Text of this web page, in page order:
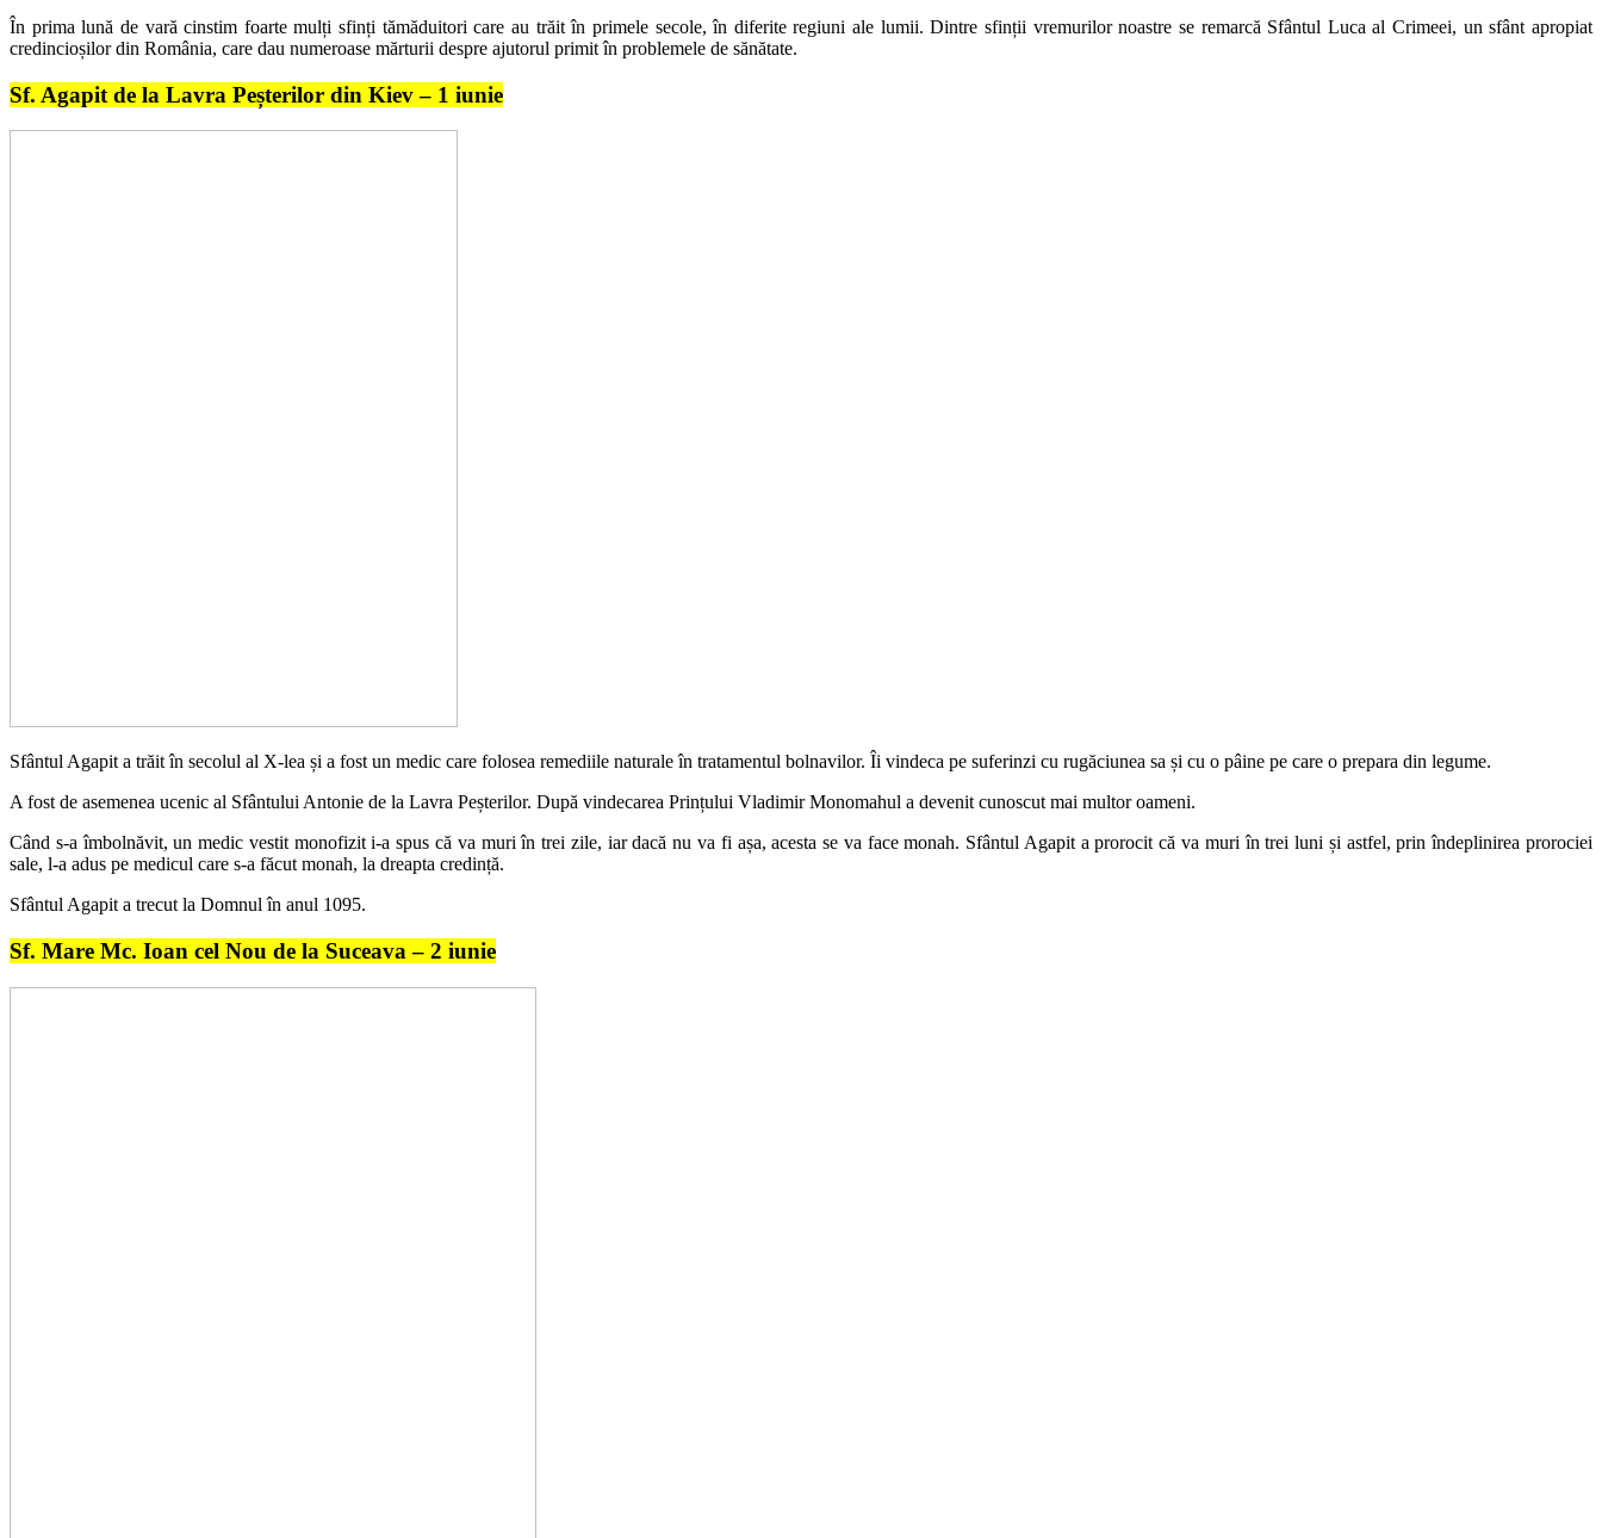
În prima lună de vară cinstim foarte mulți sfinți tămăduitori care au trăit în primele secole, în diferite regiuni ale lumii. Dintre sfinții vremurilor noastre se remarcă Sfântul Luca al Crimeei, un sfânt apropiat
credincioșilor din România, care dau numeroase mărturii despre ajutorul primit în problemele de sănătate.
Sf. Agapit de la Lavra Peșterilor din Kiev – 1 iunie
Sfântul Agapit a trăit în secolul al X-lea și a fost un medic care folosea remediile naturale în tratamentul bolnavilor. Îi vindeca pe suferinzi cu rugăciunea sa și cu o pâine pe care o prepara din legume.
A fost de asemenea ucenic al Sfântului Antonie de la Lavra Peșterilor. După vindecarea Prințului Vladimir Monomahul a devenit cunoscut mai multor oameni.
Când s-a îmbolnăvit, un medic vestit monofizit i-a spus că va muri în trei zile, iar dacă nu va fi așa, acesta se va face monah. Sfântul Agapit a prorocit că va muri în trei luni și astfel, prin îndeplinirea prorociei
sale, l-a adus pe medicul care s-a făcut monah, la dreapta credință.
Sfântul Agapit a trecut la Domnul în anul 1095.
Sf. Mare Mc. Ioan cel Nou de la Suceava – 2 iunie